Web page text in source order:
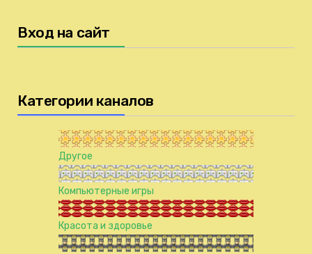
Вход на сайт
Категории каналов
Другое
Компьютерные игры
Красота и здоровье